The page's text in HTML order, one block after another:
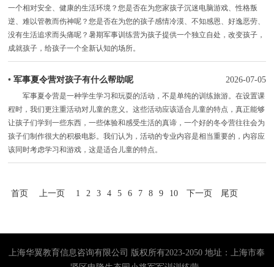
一个相对安全、健康的生活环境？您是否在为您家孩子沉迷电脑游戏、性格叛
逆、难以管教而伤神呢？您是否在为您的孩子感情冷漠、不知感恩、好逸恶劳、
没有生活追求而头痛呢？暑期军事训练营为孩子提供一个独立自处，改变孩子，
成就孩子，给孩子一个全新认知的场所。
•军事夏令营对孩子有什么帮助呢 2026-07-05
军事夏令营是一种学生学习和玩耍的活动，不是单纯的训练旅游。在设置课
程时，我们更注重活动对儿童的意义。这些活动应该适合儿童的特点，真正能够
让孩子们学到一些东西，一些体验和感受生活的真谛，一个好的冬令营往往会为
孩子们制作很大的积极电影。我们认为，活动的专业内容是相当重要的，内容应
该同时考虑学习和游戏，这是适合儿童的特点。
首页 上一页 1 2 3 4 5 6 7 8 9 10 下一页 尾页
上海华翼教育信息咨询有限公司 版权所有2023-2050 地址：上海市奉